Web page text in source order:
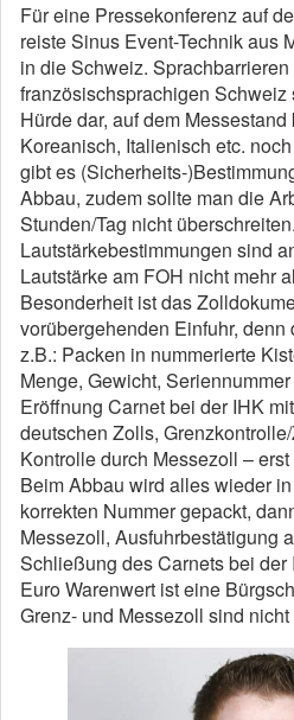
Für eine Pressekonferenz auf
reiste Sinus Event-Technik aus
in die Schweiz.
französischsprachigen
Hürde dar, auf dem
Koreanisch, Italienisch etc.
gibt es (Sicherheits-
Abbau, zudem sollte man die
Stunden/Tag nicht
Lautstärkebestimmungen sind
Lautstärke am FOH nicht mehr
Besonderheit ist das
vorübergehenden Einfuhr, denn
z.B.: Packen in nummerierte
Menge, Gewicht,
Eröffnung Carnet bei der IHK
deutschen Zolls,
Kontrolle durch Messezoll –
Beim Abbau wird alles wieder
korrekten Nummer gepackt,
Messezoll, Ausfuhrbestätigung
Schließung des Carnets bei
Euro Warenwert ist eine
Grenz- und Messezoll sind